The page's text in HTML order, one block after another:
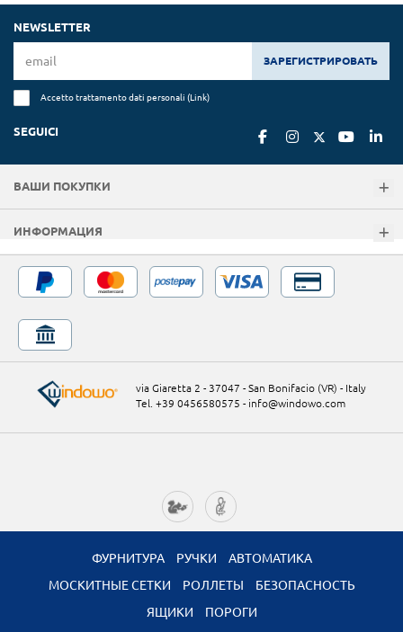
NEWSLETTER
ЗАРЕГИСТРИРОВАТЬ
Accetto trattamento dati personali (Link)
SEGUICI
ВАШИ ПОКУПКИ
ИНФОРМАЦИЯ
via Giaretta 2 - 37047 - San Bonifacio (VR) - Italy
Tel. +39 0456580575 - info@windowo.com
ФУРНИТУРА РУЧКИ
АВТОМАТИКА
МОСКИТНЫЕ СЕТКИ
РОЛЛЕТЫ
БЕЗОПАСНОСТЬ
ЯЩИКИ
ПОРОГИ